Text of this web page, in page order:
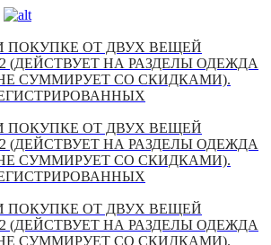
ПОКУПКЕ ОТ ДВУХ ВЕЩЕЙ
(ДЕЙСТВУЕТ НА РАЗДЕЛЫ ОДЕЖДА
СУММИРУЕТ СО СКИДКАМИ).
ПОКУПКЕ ОТ ДВУХ ВЕЩЕЙ
(ДЕЙСТВУЕТ НА РАЗДЕЛЫ ОДЕЖДА
СУММИРУЕТ СО СКИДКАМИ).
ПОКУПКЕ ОТ ДВУХ ВЕЩЕЙ
(ДЕЙСТВУЕТ НА РАЗДЕЛЫ ОДЕЖДА
СУММИРУЕТ СО СКИДКАМИ).